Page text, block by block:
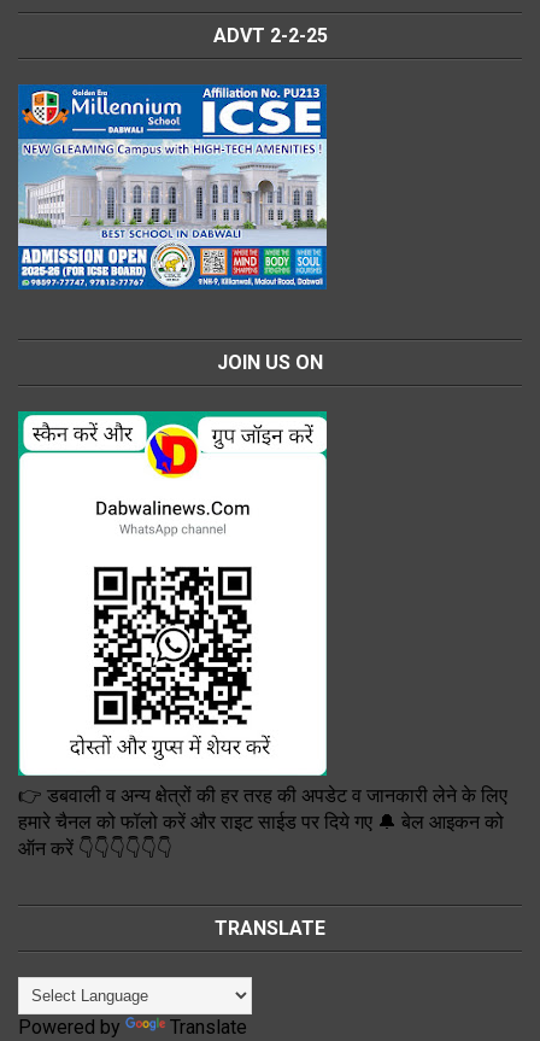
ADVT 2-2-25
JOIN US ON
👉 डबवाली व अन्य क्षेत्रों की हर तरह की अपडेट व जानकारी लेने के लिए
हमारे चैनल को फॉलो करें और राइट साईड पर दिये गए 🔔 बेल आइकन को
ऑन करें 👇👇👇👇👇👇
TRANSLATE
Powered by Translate